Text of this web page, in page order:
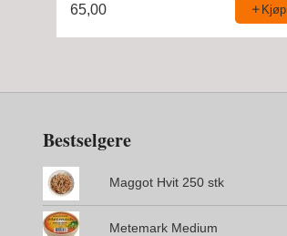
65,00 Kjøp
Bestselgere
Maggot Hvit 250 stk
Metemark Medium